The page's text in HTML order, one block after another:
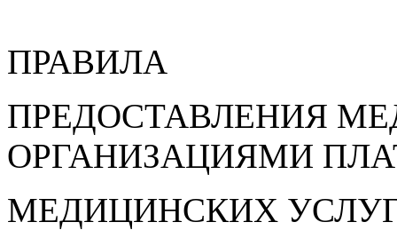
ПРАВИЛА
ПРЕДОСТАВЛЕНИЯ
ОРГАНИЗАЦИЯМИ
МЕДИЦИНСКИХ